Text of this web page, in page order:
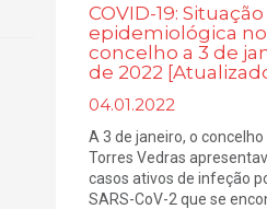
COVID-19: Situação
epidemiológica no
concelho a 3 de
de 2022
04.01.2022
A 3 de janeiro, o concelho
Torres Vedras
casos ativos de infeção
SARS-CoV-2 que se